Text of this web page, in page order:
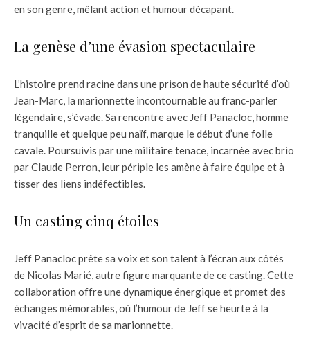
en son genre, mêlant action et humour décapant.
La genèse d’une évasion spectaculaire
L’histoire prend racine dans une prison de haute sécurité d’où
Jean-Marc, la marionnette incontournable au franc-parler
légendaire, s’évade. Sa rencontre avec Jeff Panacloc, homme
tranquille et quelque peu naïf, marque le début d’une folle
cavale. Poursuivis par une militaire tenace, incarnée avec brio
par Claude Perron, leur périple les amène à faire équipe et à
tisser des liens indéfectibles.
Un casting cinq étoiles
Jeff Panacloc prête sa voix et son talent à l’écran aux côtés
de Nicolas Marié, autre figure marquante de ce casting. Cette
collaboration offre une dynamique énergique et promet des
échanges mémorables, où l’humour de Jeff se heurte à la
vivacité d’esprit de sa marionnette.